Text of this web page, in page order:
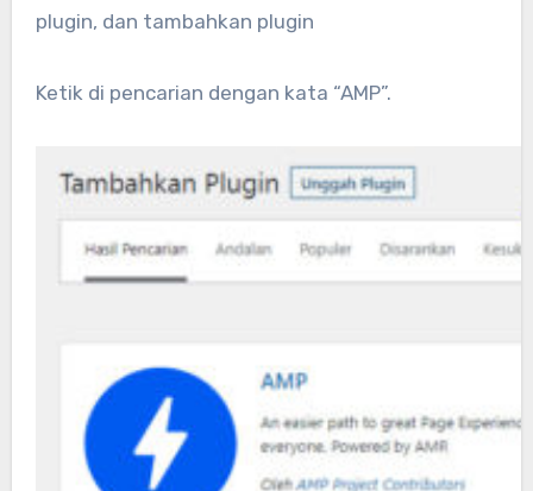
plugin, dan tambahkan plugin
Ketik di pencarian dengan kata “AMP”.